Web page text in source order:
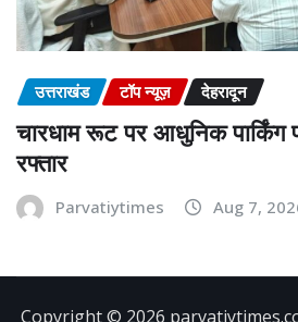
उत्तराखंड टॉप न्यूज़ देहरादून
चारधाम रूट पर आधुनिक पार्किंग
रफ्तार
Parvatiytimes Aug 7,
Copyright ©️ 2026